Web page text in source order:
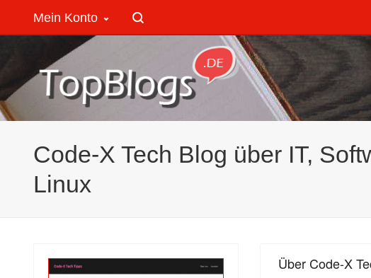
Mein Konto
Code-X Tech Blog über IT,
Linux
Über Code-X